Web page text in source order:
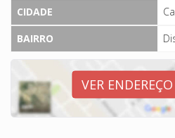
CIDADE
BAIRRO
VER